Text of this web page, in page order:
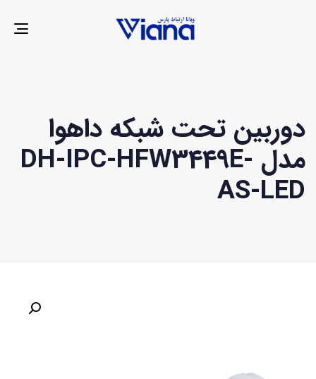
دوربین تحت شبکه داهوا
مدل DH-IPC-HFW3449E-
AS-LED